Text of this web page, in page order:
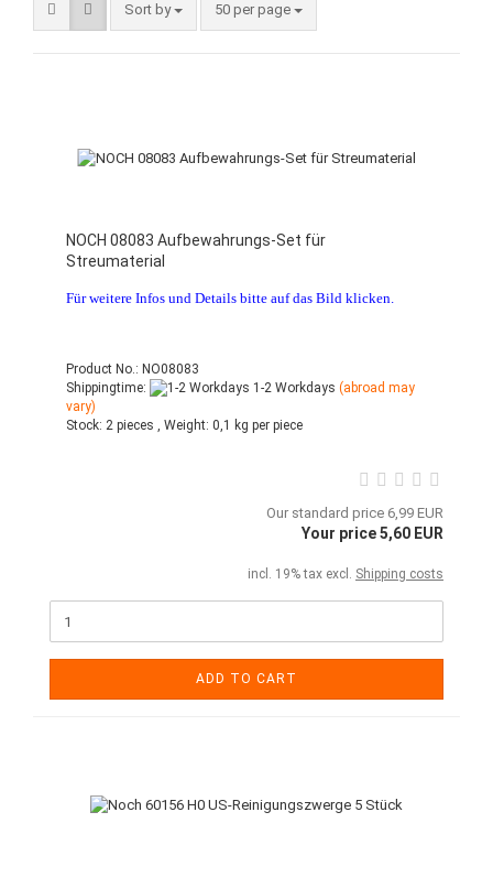
Sort by 50 per page
NOCH 08083 Aufbewahrungs-Set für
Streumaterial
Für weitere Infos und Details bitte auf das Bild klicken.
Product No.: NO08083
Shippingtime:
1-2 Workdays (abroad may
vary)
Stock: 2 pieces , Weight: 0,1 kg per piece
Our standard price 6,99 EUR
Your price 5,60 EUR
incl. 19% tax excl. Shipping costs
ADD TO CART